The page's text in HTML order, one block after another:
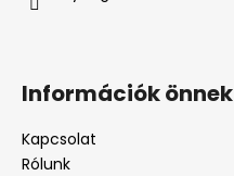
Információk önnek
Kapcsolat
Rólunk